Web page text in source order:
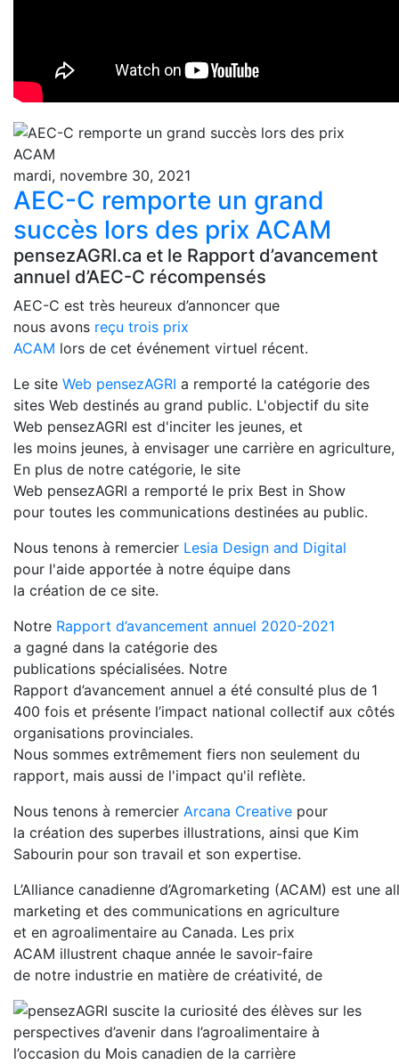
mardi, novembre 30, 2021
AEC-C remporte un grand
succès lors des prix ACAM
pensezAGRI.ca et le Rapport d’avancement
annuel d’AEC-C récompensés
AEC-C est très heureux d’annoncer que
nous avons reçu trois prix
ACAM lors de cet événement virtuel récent.
Le site Web pensezAGRI a remporté la catégorie des
sites Web destinés au grand public. L'objectif du site
Web pensezAGRI est d'inciter les jeunes, et
les moins jeunes, à envisager une carrière en
En plus de notre catégorie, le site
Web pensezAGRI a remporté le prix Best in Show
pour toutes les communications destinées au public.
Nous tenons à remercier Lesia Design and Digital
pour l'aide apportée à notre équipe dans
la création de ce site.
Notre Rapport d’avancement annuel 2020-2021
a gagné dans la catégorie des
publications spécialisées. Notre
Rapport d’avancement annuel a été consulté plus de 1
400 fois et présente l’impact national collectif aux
organisations provinciales.
Nous sommes extrêmement fiers non seulement du
rapport, mais aussi de l'impact qu'il reflète.
Nous tenons à remercier Arcana Creative pour
la création des superbes illustrations, ainsi que Kim
Sabourin pour son travail et son expertise.
L’Alliance canadienne d’Agromarketing (ACAM) est
marketing et des communications en agriculture
et en agroalimentaire au Canada. Les prix
ACAM illustrent chaque année le savoir-faire
de notre industrie en matière de créativité, de